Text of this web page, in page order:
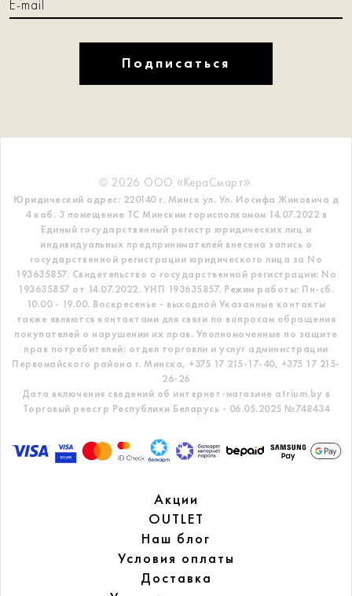
Подписаться
© 2026 ООО «КераСмарт».
Юридический адрес: 220140 г. Минск ул. Ул. Иосифа Жиновича д
4 каб. 3 помещение ТС Минским горисполкомом 14.07.2022 в
Единый государственный регистр юридических лиц и
индивидуальных предпринимателей внесена запись о
государственной регистрации юридического лица за No
193635857. Свидетельство о государственной регистрации: No
193635857 от 14.07.2022. УНП 193635857. Режим работы: Пн-сб.
10.00 - 19.00. Воскресенье - выходной Указанные контакты
также являются контактами для связи по вопросам обращения
покупателей о нарушении их прав. Уполномоченные по защите
прав потребителей: отдел торговли и услуг администрации
Первомайского района г. Минска, +375 17 215-17-40, +375 17 215-
26-26
Дата включения сведений об интернет-магазине atrium.by в
Торговый реестр Республики Беларусь - 06.05.2025 №748434
Акции
OUTLET
Наш блог
Условия оплаты
Доставка